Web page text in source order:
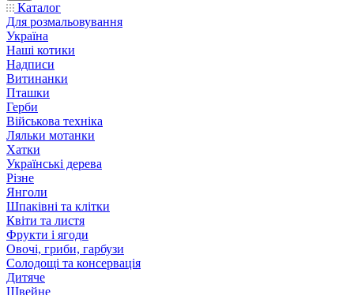
Каталог
Для розмальовування
Україна
Наші котики
Надписи
Витинанки
Пташки
Герби
Військова техніка
Ляльки мотанки
Хатки
Українські дерева
Різне
Янголи
Шпаківні та клітки
Квіти та листя
Фрукти і ягоди
Овочі, гриби, гарбузи
Солодощі та консервація
Дитяче
Швейне